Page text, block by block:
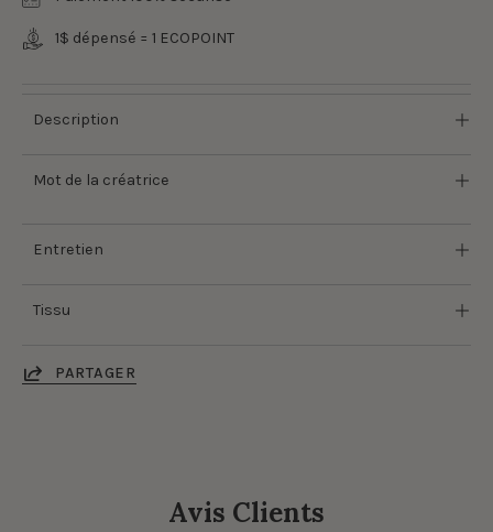
1$ dépensé = 1 ECOPOINT
Description
Mot de la créatrice
Entretien
Tissu
PARTAGER
Avis Clients